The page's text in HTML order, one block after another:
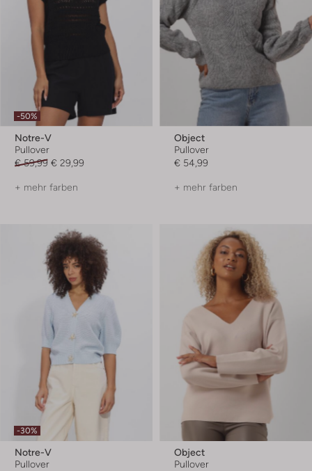
-50%
Notre-V
Pullover
€ 59,99 € 29,99
+ mehr farben
Object
Pullover
€ 54,99
+ mehr farben
-30%
Notre-V
Pullover
Object
Pullover